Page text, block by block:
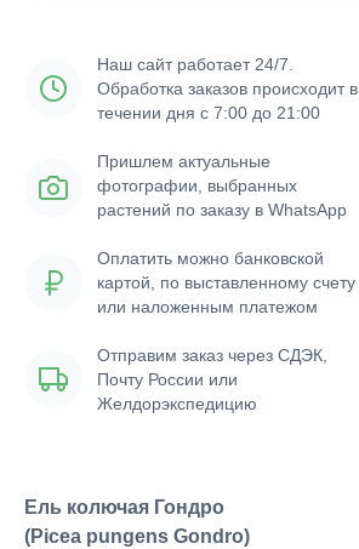
Наш сайт работает 24/7.
Обработка заказов происходит в
течении дня с 7:00 до 21:00
Пришлем актуальные
фотографии, выбранных
растений по заказу в WhatsApp
Отправим заказ через СДЭК,
Почту России или
Желдорэкспедицию
Оплатить можно банковской
картой, по выставленному счету
или наложенным платежом
Ель колючая Гондро
(Picea pungens Gondro)